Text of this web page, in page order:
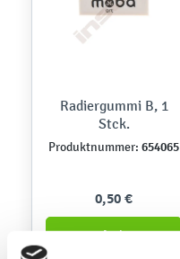
Radiergummi B, 1
Stck.
Produktnummer: 654065
0,50 €